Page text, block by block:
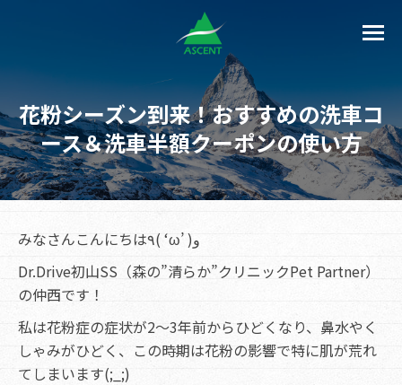
花粉シーズン到来！おすすめの洗車コ
ース＆洗車半額クーポンの使い方
みなさんこんにちは٩( ‘ω’ )و
Dr.Drive初山SS（森の”清らか”クリニックPet Partner）
の仲西です！
私は花粉症の症状が2～3年前からひどくなり、鼻水やく
しゃみがひどく、この時期は花粉の影響で特に肌が荒れ
てしまいます(;_;)